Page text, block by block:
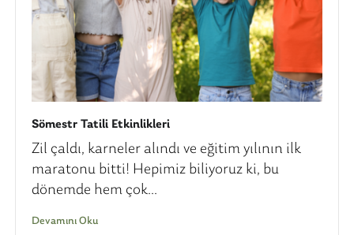
Sömestr Tatili Etkinlikleri
Zil çaldı, karneler alındı ve eğitim yılının ilk
maratonu bitti! Hepimiz biliyoruz ki, bu
dönemde hem çok...
Devamını Oku